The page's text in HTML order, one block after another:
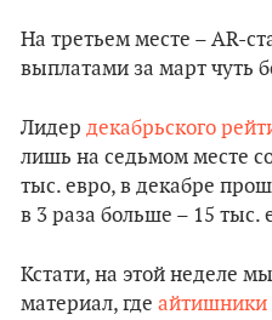
На третьем месте – AR-
выплатами за март чуть
Лидер декабрьского
лишь на седьмом месте
тыс. евро, в декабре
в 3 раза больше – 15 тыс.
Кстати, на этой неделе
материал, где айтишники